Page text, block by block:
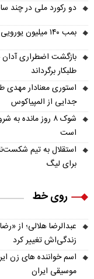
دو رکورد ملی در چند
بمب ۱۴۰ میلیون یورویی رئال مادرید؛ دیومانده ۱۹ ساله به مورینیو رسید
بازگشت اضطراری آدان
طلبکار برگرداند
استوری معنادار مهدی
جدایی از المپیاکوس
شوک ۸ روز مانده
است
برای لیگ
روی خط
عبدالرضا هلالی؛ از
زندگی‌اش تغییر کرد
اسم خواننده های زن
موسیقی ایران